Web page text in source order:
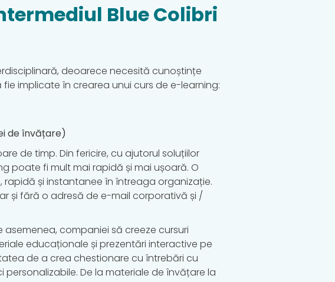
Blue Colibri
deoarece necesită cunoștințe
implicate în crearea unui curs de e-learning:
de învățare)
de timp. Din fericire, cu ajutorul soluțiilor
poate fi mult mai rapidă și mai ușoară. O
și instantanee în întreaga organizație.
și fără o adresă de e-mail corporativă și /
companiei să creeze cursuri
educaționale și prezentări interactive pe
de a crea chestionare cu întrebări cu
De la materiale de învățare la